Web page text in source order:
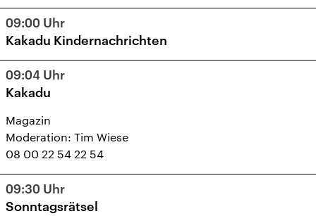
09:00 Uhr
Kakadu Kindernachrichten
09:04 Uhr
Kakadu
Magazin
Moderation: Tim Wiese
08 00 22 54 22 54
09:30 Uhr
Sonntagsrätsel